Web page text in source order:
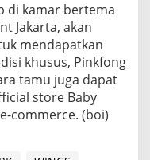
di kamar bertema
Jakarta, akan
mendapatkan
khusus, Pinkfong
tamu juga dapat
store Baby
commerce. (boi)